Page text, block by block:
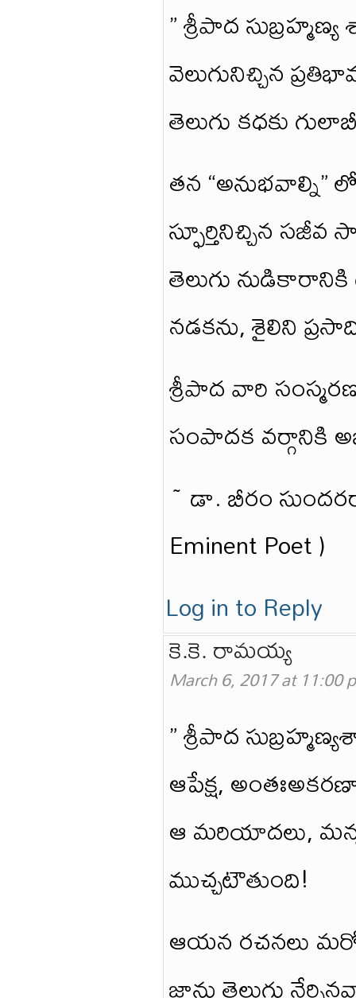
” శ్రీపాద
వెలుగునిచ్చిన
తెలుగు కధకు
తన “అనుభవాల్ని”
స్ఫూర్తినిచ్చిన సజీవ
తెలుగు
నడకను, శైలిని
శ్రీపాద వారి
సంపాదక వర్గానికి
~ డా. బీరం
Eminent Poet )
Log in to Reply
కె.కె. రామయ్య
March 6, 2017 at 11:00
” శ్రీపాద
ఆపేక్ష,
ఆ మరియాదలు,
ముచ్చటౌతుంది!
ఆయన రచనలు